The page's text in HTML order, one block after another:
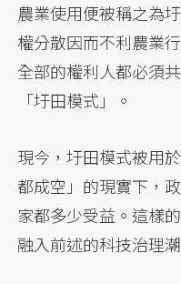
農業使用便被稱之為
權分散因而不利農業
全部的權利人都必須
「圩田模式」。
現今，圩田模式被用
都成空」的現實下，
家都多少受益。這樣
融入前述的科技治理